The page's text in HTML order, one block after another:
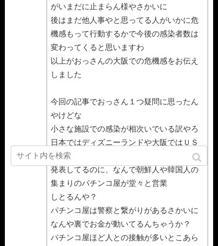
がいまだに止まらん様やさかいに
後はまだ他人事やと思ってる人がいかに危
機感もって行動するかで今後の感染者数は
変わってくると思いますわ
以上がおっさんの大阪での危機感をお伝え
しました
今回の記事でおっさん１つ疑問に思ったん
やけどな
小さな施設での感染が相次いでいる訳やろ
日本ではディズニーランドや大阪ではＵＳ
Ｊが４月中旬ぐらいまでの休園を
発表してるのに、なんで朝鮮人や韓国人の
集まりのパチンコ屋が堂々と営業
しとるんや？
パチンコ屋は警察と繋がりがあるさかいに
なんや裏でお金が動いてるんちゃうか？
パチンコ屋ほど人との接触が多いとこあら